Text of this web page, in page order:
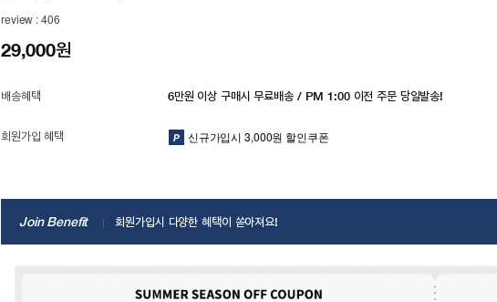
review : 406
29,000원
배송혜택 6만원 이상 구매시 무료배송 / PM 1:00 이전 주문 당일발송!
회원가입 혜택 신규가입시 3,000원 할인쿠폰
Join Benefit 회원가입시 다양한 혜택이 쏟아져요!